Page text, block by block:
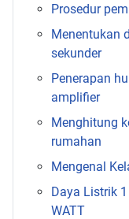
Prosedur
Menentukan
sekunder
Penerapan
amplifier
Menghitung
rumahan
Mengenal
Daya Listrik
WATT